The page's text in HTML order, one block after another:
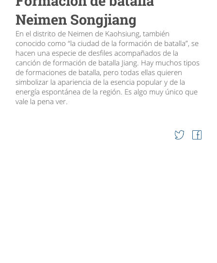
Neimen Songjiang
En el distrito de Neimen de Kaohsiung, también
conocido como “la ciudad de la formación de batalla”, se
hacen una especie de desfiles acompañados de la
canción de formación de batalla Jiang. Hay muchos tipos
de formaciones de batalla, pero todas ellas quieren
simbolizar la apariencia de la esencia popular y de la
energía espontánea de la región. Es algo muy único que
vale la pena ver.